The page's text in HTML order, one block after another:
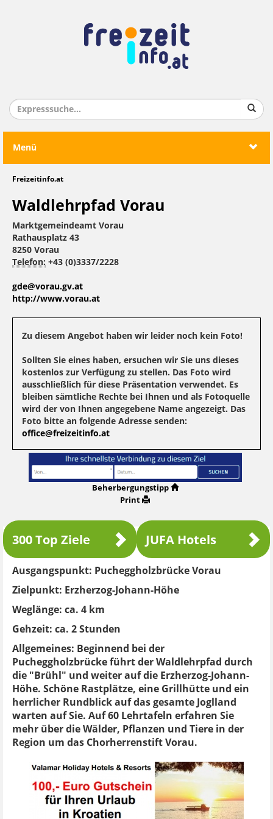
Menü
Freizeitinfo.at
Waldlehrpfad Vorau
Marktgemeindeamt Vorau
Rathausplatz 43
8250 Vorau
Telefon: +43 (0)3337/2228
gde@vorau.gv.at
http://www.vorau.at
Zu diesem Angebot haben wir leider noch kein Foto!
Sollten Sie eines haben, ersuchen wir Sie uns dieses
kostenlos zur Verfügung zu stellen. Das Foto wird
ausschließlich für diese Präsentation verwendet. Es
bleiben sämtliche Rechte bei Ihnen und als Fotoquelle
wird der von Ihnen angegebene Name angezeigt. Das
Foto bitte an folgende Adresse senden:
office@freizeitinfo.at
Beherbergungstipp
Print
300 Top Ziele JUFA Hotels
Ausgangspunkt: Pucheggholzbrücke Vorau
Zielpunkt: Erzherzog-Johann-Höhe
Weglänge: ca. 4 km
Gehzeit: ca. 2 Stunden
Allgemeines: Beginnend bei der
Pucheggholzbrücke führt der Waldlehrpfad durch
die "Brühl" und weiter auf die Erzherzog-Johann-
Höhe. Schöne Rastplätze, eine Grillhütte und ein
herrlicher Rundblick auf das gesamte Joglland
warten auf Sie. Auf 60 Lehrtafeln erfahren Sie
mehr über die Wälder, Pflanzen und Tiere in der
Region um das Chorherrenstift Vorau.